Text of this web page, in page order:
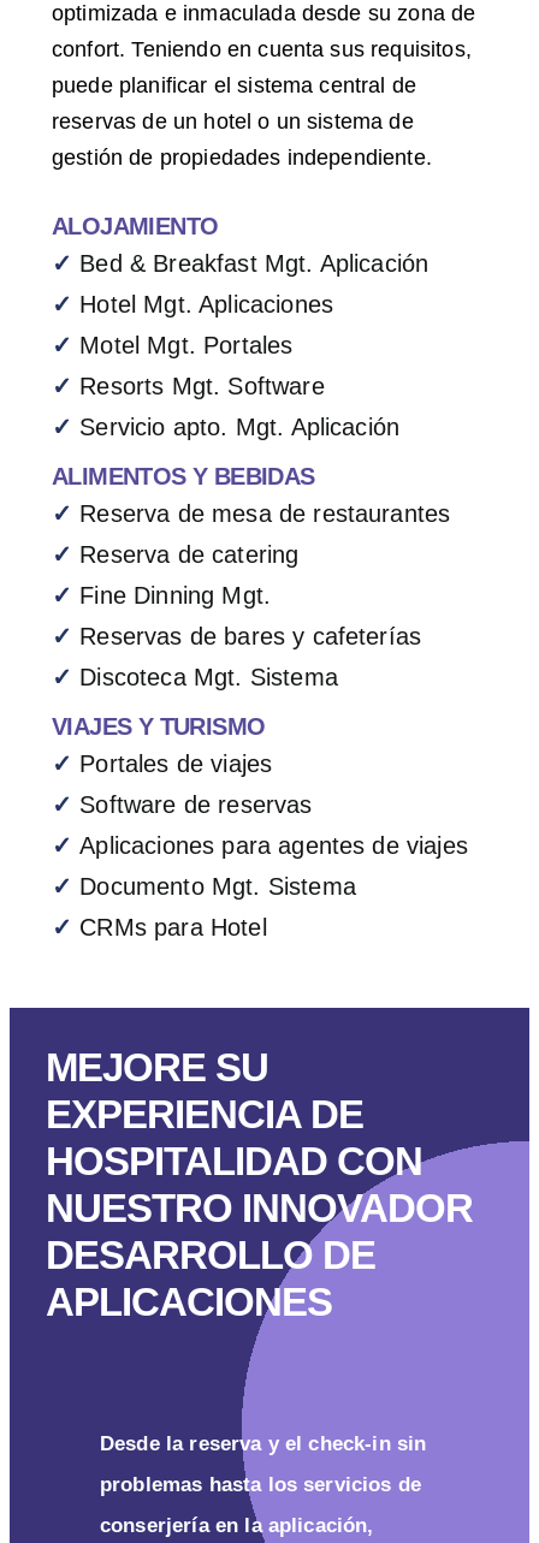
optimizada e inmaculada desde su zona de
confort. Teniendo en cuenta sus requisitos,
puede planificar el sistema central de
reservas de un hotel o un sistema de
gestión de propiedades independiente.
ALOJAMIENTO
✓ Bed & Breakfast Mgt. Aplicación
✓ Hotel Mgt. Aplicaciones
✓ Motel Mgt. Portales
✓ Resorts Mgt. Software
✓ Servicio apto. Mgt. Aplicación
ALIMENTOS Y BEBIDAS
✓ Reserva de mesa de restaurantes
✓ Reserva de catering
✓ Fine Dinning Mgt.
✓ Reservas de bares y cafeterías
✓ Discoteca Mgt. Sistema
VIAJES Y TURISMO
✓ Portales de viajes
✓ Software de reservas
✓ Aplicaciones para agentes de viajes
✓ Documento Mgt. Sistema
✓ CRMs para Hotel
MEJORE SU
EXPERIENCIA DE
HOSPITALIDAD CON
NUESTRO INNOVADOR
DESARROLLO DE
APLICACIONES
Desde la reserva y el check-in sin
problemas hasta los servicios de
conserjería en la aplicación,